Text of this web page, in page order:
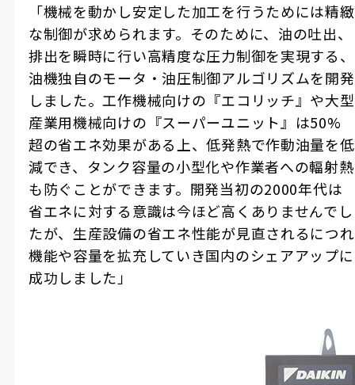
「機械を動かし安定した加工を行うためには精緻
な制御が求められます。そのために、油の吐出、
排出を瞬時に行い高精度な圧力制御を実現する、
油機独自のモータ・油圧制御アルゴリズムを開発
しました。工作機械向けの『エコリッチ』や大型
産業用機械向けの『スーパーユニット』は50%
超の省エネ効果がある上、低発熱で作動油量を低
減でき、タンク容量の小型化や作業者への輻射熱
も防ぐことができます。開発当初の2000年代は
省エネに対する意識は今ほど高くありませんでし
たが、生産設備の省エネ性能が見直されるにつれ
機能や容量を拡充していき国内のシェアアップに
成功しました」